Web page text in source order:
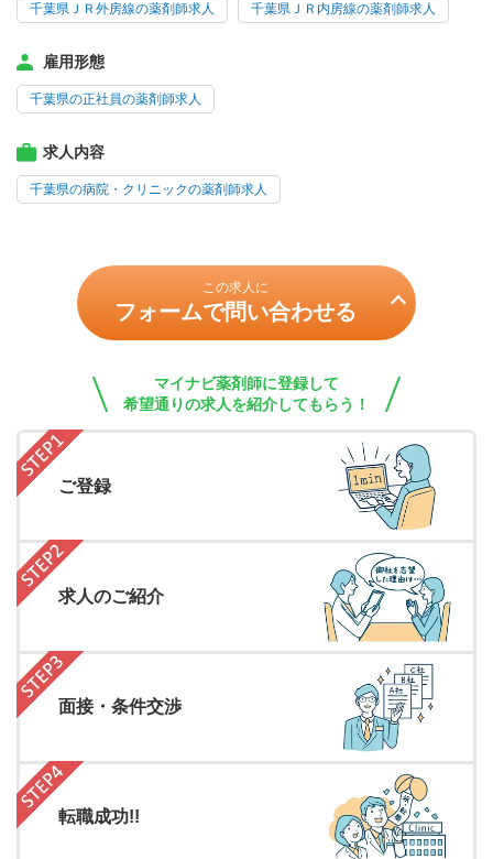
千葉県ＪＲ外房線の薬剤師求人 千葉県ＪＲ内房線の薬剤師求人
雇用形態
千葉県の正社員の薬剤師求人
求人内容
千葉県の病院・クリニックの薬剤師求人
この求人に
フォームで問い合わせる
マイナビ薬剤師に登録して
希望通りの求人を紹介してもらう！
ご登録
求人のご紹介
面接・条件交渉
転職成功!!